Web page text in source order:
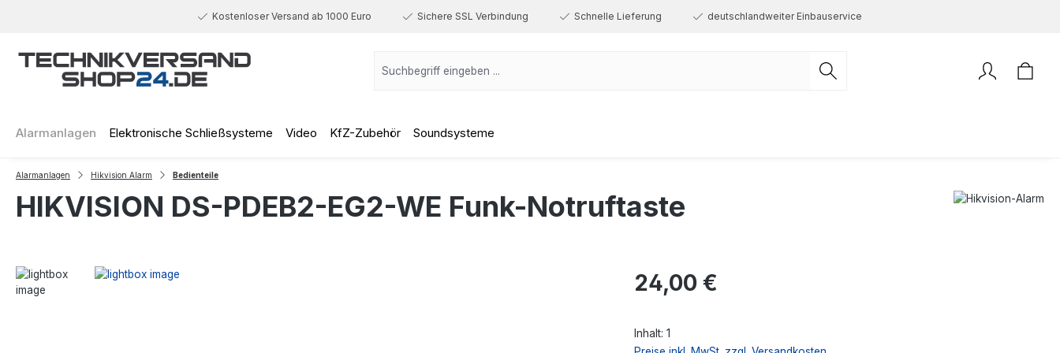
Kostenloser Versand ab 1000 Euro Sichere SSL Verbindung Schnelle Lieferung deutschlandweiter Einbauservice
Alarmanlagen Elektronische Schließsysteme Video KfZ-Zubehör Soundsysteme
Alarmanlagen Hikvision Alarm Bedienteile
HIKVISION DS-PDEB2-EG2-WE Funk-Notruftaste
Regulärer Preis:
24,00 €
Inhalt: 1